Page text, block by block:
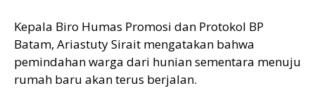
Kepala Biro Humas Promosi dan Protokol BP
Batam, Ariastuty Sirait mengatakan bahwa
pemindahan warga dari hunian sementara menuju
rumah baru akan terus berjalan.